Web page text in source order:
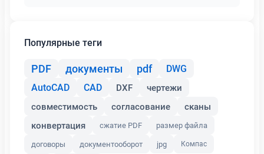
Популярные теги
PDF документы pdf
DWG
AutoCAD
CAD DXF
чертежи
совместимость
согласование
сканы
конвертация
сжатие PDF
размер файла
договоры
документооборот jpg Компас